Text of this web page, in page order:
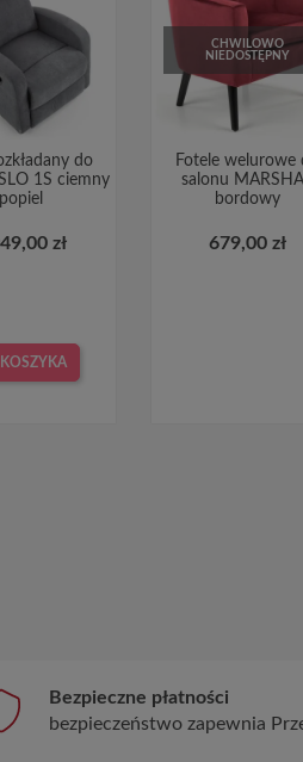
do
1S ciemny
popiel
zł
KOSZYKA
CHWILOWO
NIEDOSTĘPNY
Fotele welurowe
salonu
bordowy
679,00 zł
Bezpieczne płatności
bezpieczeństwo zapewnia